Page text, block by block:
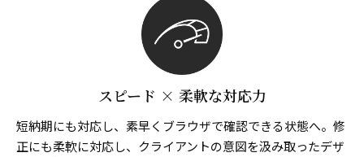
スピード × 柔軟な対応力
短納期にも対応し、素早くブラウザで確認できる状態へ。修
正にも柔軟に対応し、クライアントの意図を汲み取ったデザ